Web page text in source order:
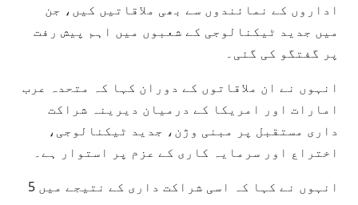
اداروں کے نمائندوں سے بھی ملاقاتیں کیں، جن
میں جدید ٹیکنالوجی کے شعبوں میں اہم پیش رفت
پر گفتگو کی گئی۔
انہوں نے ان ملاقاتوں کے دوران کہا کہ متحدہ عرب
امارات اور امریکا کے درمیان دیرینہ شراکت
داری مستقبل پر مبنی وژن، جدید ٹیکنالوجی،
اختراع اور سرمایہ کاری کے عزم پر استوار ہے۔
انہوں نے کہا کہ اسی شراکت داری کے نتیجے میں 5